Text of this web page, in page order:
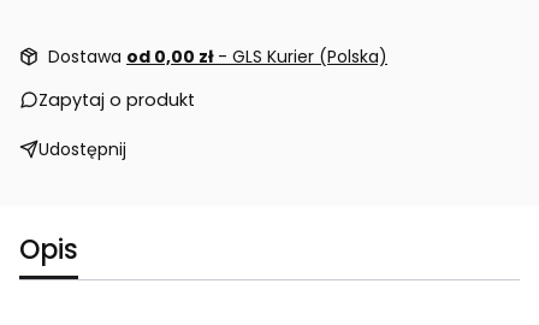
Dostawa od 0,00 zł - GLS Kurier (Polska)
Zapytaj o produkt
Udostępnij
Opis